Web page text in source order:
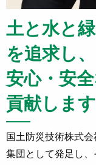
土と水と
を追求し、
安心・安
貢献します
国土防災技術株式
集団として発足し